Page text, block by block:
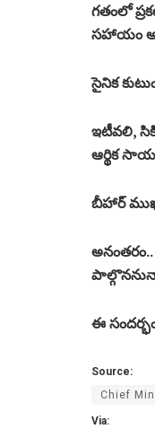
గతంలో
సహాయం
సైనిక
ఇటీవలి,
ఆర్థిక
బీహార్
ఈ
Source:
Chief
Via: